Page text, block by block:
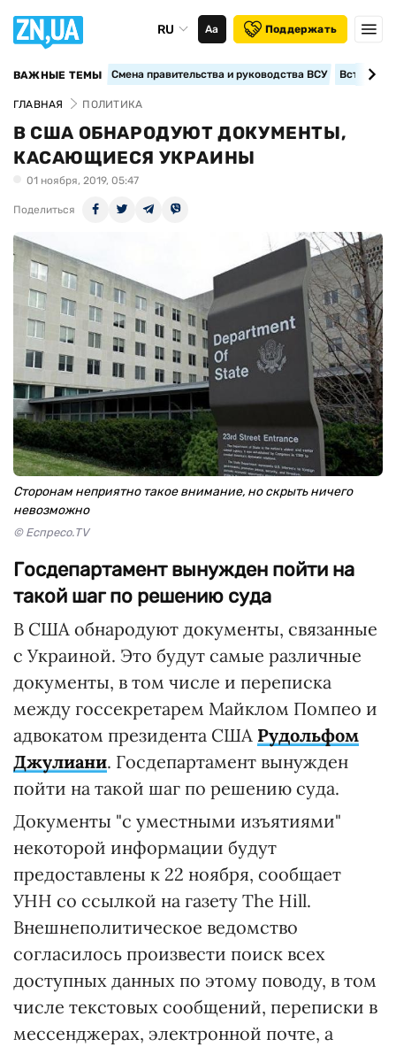
RU Аа Поддержать
ВАЖНЫЕ ТЕМЫ Смена правительства и руководства ВСУ
ГЛАВНАЯ ПОЛИТИКА
В США ОБНАРОДУЮТ ДОКУМЕНТЫ,
КАСАЮЩИЕСЯ УКРАИНЫ
01 ноября, 2019, 05:47
Поделиться
Сторонам неприятно такое внимание, но скрыть ничего
невозможно
© Еспресо.TV
Госдепартамент вынужден пойти на
такой шаг по решению суда
В США обнародуют документы, связанные
с Украиной. Это будут самые различные
документы, в том числе и переписка
между госсекретарем Майклом Помпео и
адвокатом президента США Рудольфом
Джулиани. Госдепартамент вынужден
пойти на такой шаг по решению суда.
Документы "с уместными изъятиями"
некоторой информации будут
предоставлены к 22 ноября, сообщает
УНН со ссылкой на газету The Hill.
Внешнеполитическое ведомство
согласилось произвести поиск всех
доступных данных по этому поводу, в том
числе текстовых сообщений, переписки в
мессенджерах, электронной почте, а